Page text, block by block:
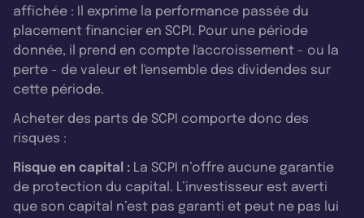
affichée : Il exprime la performance passée du
placement financier en SCPI. Pour une période
donnée, il prend en compte l'accroissement - ou la
perte - de valeur et l'ensemble des dividendes sur
cette période.
Acheter des parts de SCPI comporte donc des
risques :
Risque en capital : La SCPI n’offre aucune garantie
de protection du capital. L’investisseur est averti
que son capital n’est pas garanti et peut ne pas lui